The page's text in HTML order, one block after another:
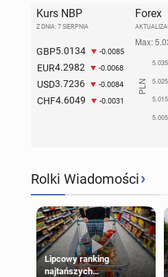
Kurs NBP
Z DNIA: 7 SIERPNIA
GBP5.0134 -0.0085
EUR4.2982 -0.0068
USD3.7236 -0.0084
CHF4.6049 -0.0031
Forex
Rolki Wiadomości›
Lipcowy ranking
najtańszych